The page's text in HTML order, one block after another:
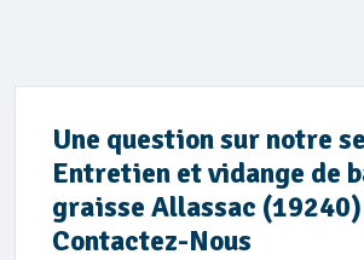
Une question sur notre
Entretien et vidange de
graisse Allassac (19240)
Contactez-Nous